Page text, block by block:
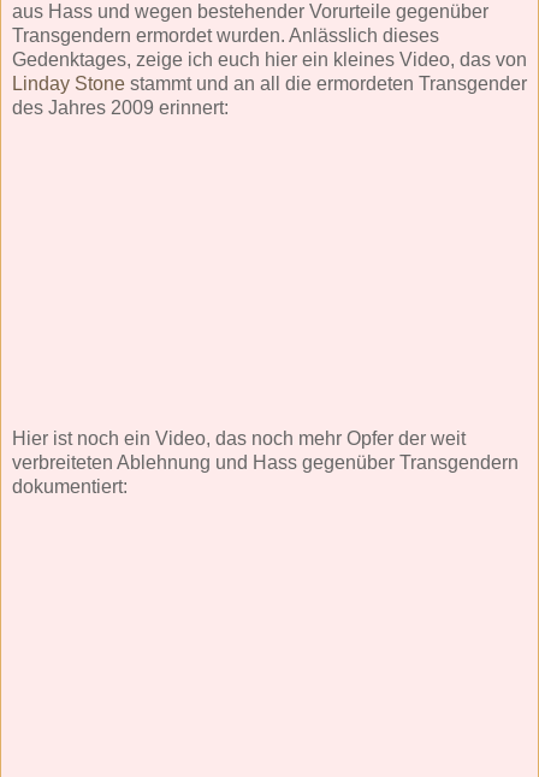
aus Hass und wegen bestehender Vorurteile gegenüber
Transgendern ermordet wurden. Anlässlich dieses
Gedenktages, zeige ich euch hier ein kleines Video, das von
Linday Stone stammt und an all die ermordeten Transgender
des Jahres 2009 erinnert:
Hier ist noch ein Video, das noch mehr Opfer der weit
verbreiteten Ablehnung und Hass gegenüber Transgendern
dokumentiert: